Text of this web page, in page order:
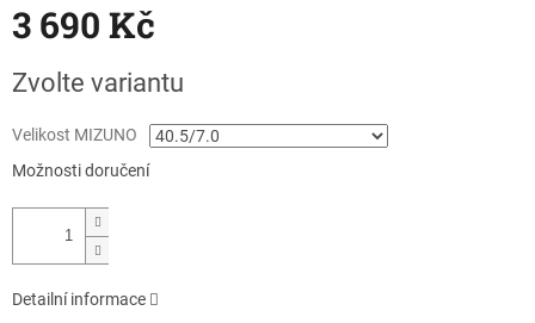
3 690 Kč
cena:
Zvolte variantu
Velikost MIZUNO
Možnosti doručení
Detailní informace